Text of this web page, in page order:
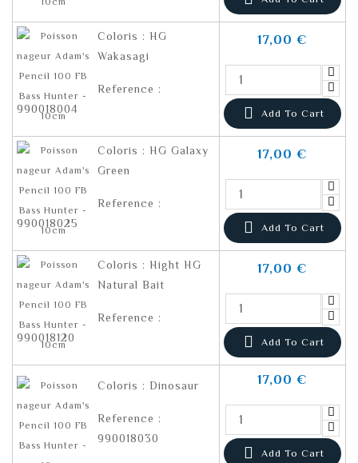
Coloris : HG
Wakasagi
Reference :
990018004
17,00 €
 Add To Cart
Coloris : HG Galaxy
Green
Reference :
990018025
17,00 €
 Add To Cart
Coloris : Hight HG
Natural Bait
Reference :
990018120
17,00 €
 Add To Cart
Coloris : Dinosaur
Reference :
990018030
17,00 €
 Add To Cart